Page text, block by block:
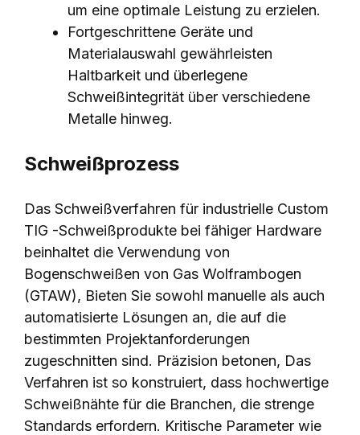
um eine optimale Leistung zu erzielen.
Fortgeschrittene Geräte und
Materialauswahl gewährleisten
Haltbarkeit und überlegene
Schweißintegrität über verschiedene
Metalle hinweg.
Schweißprozess
Das Schweißverfahren für industrielle Custom
TIG -Schweißprodukte bei fähiger Hardware
beinhaltet die Verwendung von
Bogenschweißen von Gas Wolframbogen
(GTAW), Bieten Sie sowohl manuelle als auch
automatisierte Lösungen an, die auf die
bestimmten Projektanforderungen
zugeschnitten sind. Präzision betonen, Das
Verfahren ist so konstruiert, dass hochwertige
Schweißnähte für die Branchen, die strenge
Standards erfordern. Kritische Parameter wie